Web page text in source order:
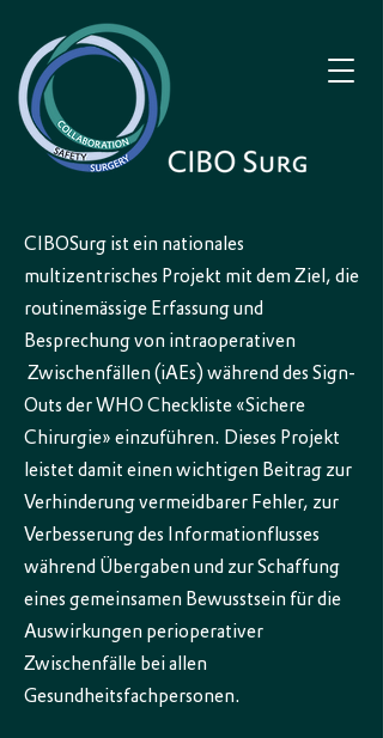
CIBOSurg ist ein nationales
multizentrisches Projekt mit dem Ziel, die
routinemässige Erfassung und
Besprechung von intraoperativen
Zwischenfällen (iAEs) während des Sign-
Outs der WHO Checkliste «Sichere
Chirurgie» einzuführen. Dieses Projekt
leistet damit einen wichtigen Beitrag zur
Verhinderung vermeidbarer Fehler, zur
Verbesserung des Informationflusses
während Übergaben und zur Schaffung
eines gemeinsamen Bewusstsein für die
Auswirkungen perioperativer
Zwischenfälle bei allen
Gesundheitsfachpersonen.